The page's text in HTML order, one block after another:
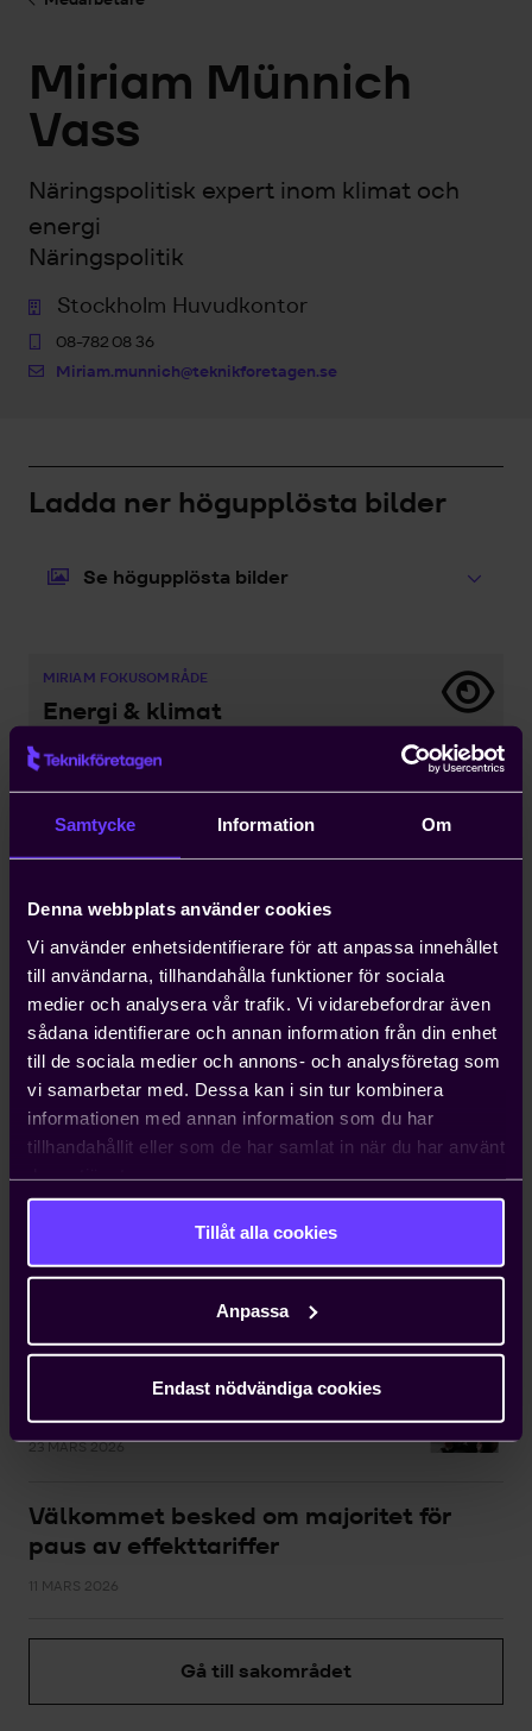
Samtycke Information Om
Denna webbplats använder cookies
Vi använder enhetsidentifierare för att anpassa innehållet
till användarna, tillhandahålla funktioner för sociala
medier och analysera vår trafik. Vi vidarebefordrar även
sådana identifierare och annan information från din enhet
till de sociala medier och annons- och analysföretag som
vi samarbetar med. Dessa kan i sin tur kombinera
informationen med annan information som du har
tillhandahållit eller som de har samlat in när du har använt
Tillåt alla cookies
Anpassa
Endast nödvändiga cookies
Miriam Münnich
Vass
Näringspolitisk expert inom klimat och
energi
Näringspolitik
Stockholm Huvudkontor
08-782 08 36
Miriam.munnich@teknikforetagen.se
Ladda ner högupplösta bilder
Se högupplösta bilder
MIRIAM FOKUSOMRÅDE
Energi & klimat
Klimatomställningen pågår nu! För att den ska
lyckas är det direkt avgörande att industrin och
transporterna elektrifieras. Till det kommer
Senaste nytt
Fossilberoendet ökar
17 JULI 2026
Dags att lösa ut energifrågan
23 MARS 2026
Välkommet besked om majoritet för
paus av effekttariffer
11 MARS 2026
Gå till sakområdet